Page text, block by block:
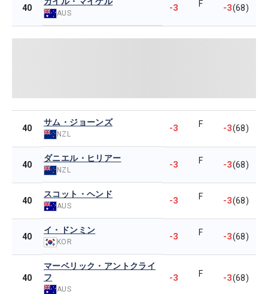
40
AUS -3 F -3(68)
40
サム・ジョーンズ
NZL
-3 F -3(68)
40
ダニエル・ヒリアー
NZL -3 F -3(68)
40
スコット・ヘンド
AUS -3 F -3(68)
40
イ・ドンミン
KOR -3 F -3(68)
40
マーベリック・アントクライ
フ
AUS
-3 F -3(68)